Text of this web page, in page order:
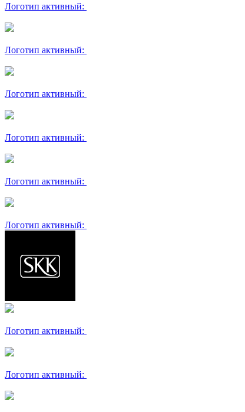
Логотип активный:
Логотип активный:
Логотип активный:
Логотип активный:
Логотип активный:
Логотип активный:
Логотип активный:
Логотип активный: